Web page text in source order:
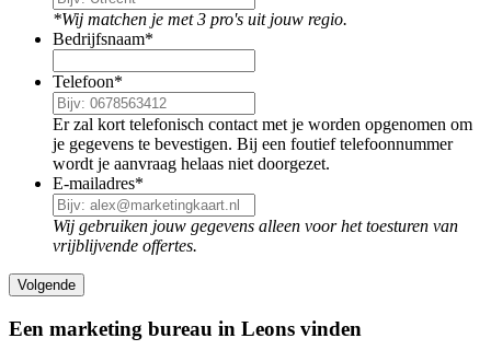
*Wij matchen je met 3 pro's uit jouw regio.
Bedrijfsnaam*
Telefoon*
Er zal kort telefonisch contact met je worden opgenomen om
je gegevens te bevestigen. Bij een foutief telefoonnummer
wordt je aanvraag helaas niet doorgezet.
E-mailadres*
Wij gebruiken jouw gegevens alleen voor het toesturen van
vrijblijvende offertes.
Een marketing bureau in Leons vinden